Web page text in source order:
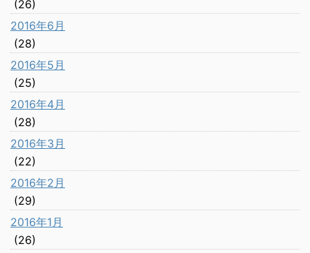
(26)
2016年6月
(28)
2016年5月
(25)
2016年4月
(28)
2016年3月
(22)
2016年2月
(29)
2016年1月
(26)